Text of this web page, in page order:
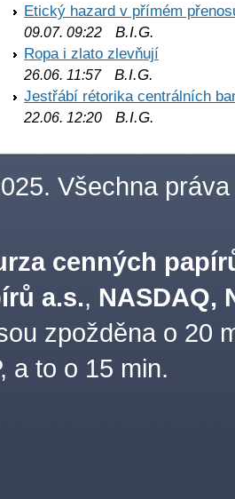
Etický hazard v přímém
09.07. 09:22 B.I.G.
Ropa i zlato zlevňují
26.06. 11:57B.I.G.
Jestřábí rétorika centrálních
22.06. 12:20 B.I.G.
Všechna práva
cenných
a.s., NASDAQ,
zpožděna o 20
a to o 15 min.